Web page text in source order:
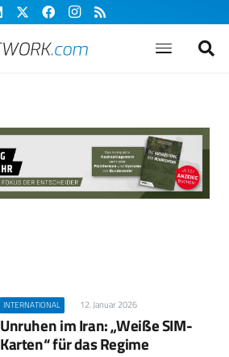
INTERNATIONAL 12. Januar 2026
Unruhen im Iran: „Weiße SIM-
Karten“ für das Regime